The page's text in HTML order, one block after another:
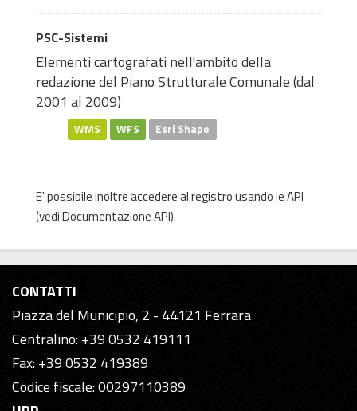
PSC-Sistemi
Elementi cartografati nell'ambito della
redazione del Piano Strutturale Comunale (dal
2001 al 2009)
WMS WFS Esri Shape
E' possibile inoltre accedere al registro usando leAPI
(vediDocumentazione API).
CONTATTI
Piazza del Municipio, 2 - 44121 Ferrara
Centralino: +39 0532 419111
Fax: +39 0532 419389
Codice fiscale: 00297110389